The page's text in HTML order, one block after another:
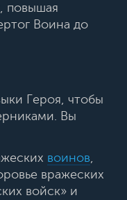
повышая
Воина до
Героя, чтобы
Вы
воинов,
вражеских
войск» и